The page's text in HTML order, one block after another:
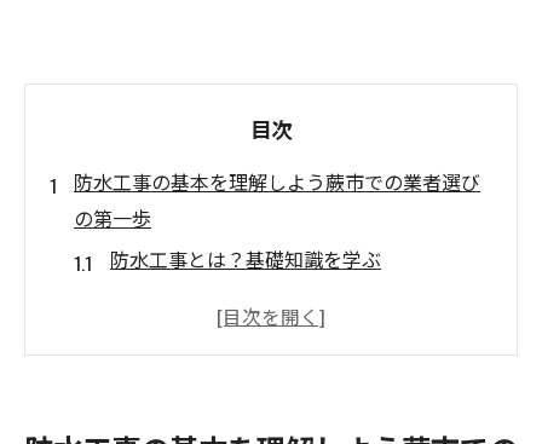
目次
防水工事の基本を理解しよう蕨市での業者選び
の第一歩
防水工事とは？基礎知識を学ぶ
蕨市の気候特性と防水ニーズ